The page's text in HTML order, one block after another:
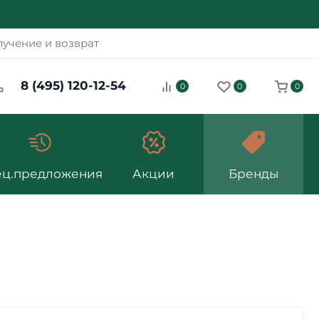
и возврат
8 (495) 120-12-54 0 0 0
Акции Бренды